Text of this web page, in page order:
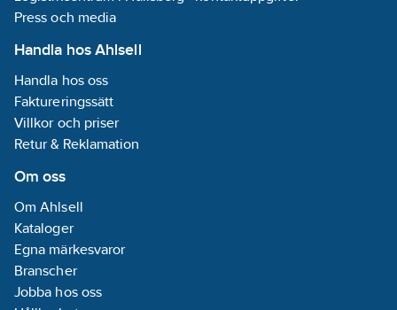
Press och media
Handla hos Ahlsell
Handla hos oss
Faktureringssätt
Villkor och priser
Retur & Reklamation
Om oss
Om Ahlsell
Kataloger
Egna märkesvaror
Branscher
Jobba hos oss